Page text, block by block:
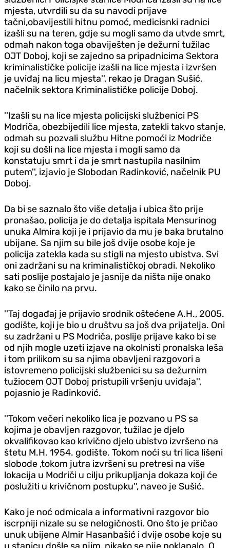
mjesta, utvrdili su da su navodi prijave
tačni,obavijestili hitnu pomoć, medicisnki radnici
izašli su na teren, gdje su mogli samo da utvde smrt,
odmah nakon toga obaviješten je dežurni tužilac
OJT Doboj, koji se zajedno sa pripadnicima Sektora
kriminalističke policije izašli na lice mjesta i izvršen
je uviđaj na licu mjesta'', rekao je Dragan Sušić,
načelnik sektora Kriminalističke policije Doboj.
''Izašli su na lice mjesta policijski službenici PS
Modriča, obezbijedili lice mjesta, zatekli takvo stanje,
odmah su pozvali službu Hitne pomoći iz Modriče
koji su došli na lice mjesta i mogli samo da
konstatuju smrt i da je smrt nastupila nasilnim
putem'', izjavio je Slobodan Radinković, načelnik PU
Doboj.
Da bi se saznalo što više detalja i ubica što prije
pronašao, policija je do detalja ispitala Mensurinog
unuka Almira koji je i prijavio da mu je baka brutalno
ubijane. Sa njim su bile još dvije osobe koje je
policija zatekla kada su stigli na mjesto ubistva. Svi
oni zadržani su na kriminalističkoj obradi. Nekoliko
sati poslije postajalo je jasnije da ništa nije onako
kako se činilo na prvu.
''Taj događaj je prijavio srodnik oštećene A.H., 2005.
godište, koji je bio u društvu sa još dva prijatelja. Oni
su zadržani u PS Modriča, poslije prijave kako bi se
od njih mogle uzeti izjave na okolnisti pronalska leša
i tom prilikom su sa njima obavljeni razgovori a
istovremeno policijski službenici su sa dežurnim
tužiocem OJT Doboj pristupili vršenju uviđaja'',
pojasnio je Radinković.
''Tokom večeri nekoliko lica je pozvano u PS sa
kojima je obavljen razgovor, tužilac je djelo
okvalifikovao kao krivično djelo ubistvo izvršeno na
štetu M.H. 1954. godište. Tokom noći su tri lica lišeni
slobode ,tokom jutra izvršeni su pretresi na više
lokacija u Modriči u cilju prikupljanja dokaza koji će
poslužiti u krivičnom postupku'', naveo je Sušić.
Kako je noć odmicala a informativni razgovor bio
iscrpniji nizale su se nelogičnosti. Ono što je pričao
unuk ubijene Almir Hasanbašić i dvije osobe koje su